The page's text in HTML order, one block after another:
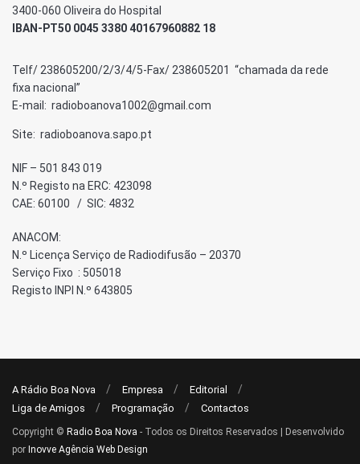
3400-060 Oliveira do Hospital
IBAN-PT50 0045 3380 40167960882 18
Telf/ 238605200/2/3/4/5-Fax/ 238605201 “chamada da rede
fixa nacional”
E-mail: radioboanova1002@gmail.com
Site: radioboanova.sapo.pt
NIF – 501 843 019
N.º Registo na ERC: 423098
CAE: 60100 / SIC: 4832
ANACOM:
N.º Licença Serviço de Radiodifusão – 20370
Serviço Fixo : 505018
Registo INPI N.º 643805
A Rádio Boa Nova Empresa
Editorial
Liga de Amigos
Programação Contactos
Copyright © Radio Boa Nova - Todos os Direitos Reservados | Desenvolvido
por Inovve Agência Web Design